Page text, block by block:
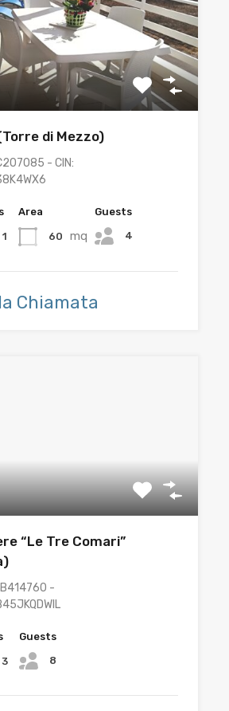
di Mezzo)
- CIN:
1
Area
60 mq
Guests
4
Chiamata
“Le Tre Comari”
-
3
Guests
8